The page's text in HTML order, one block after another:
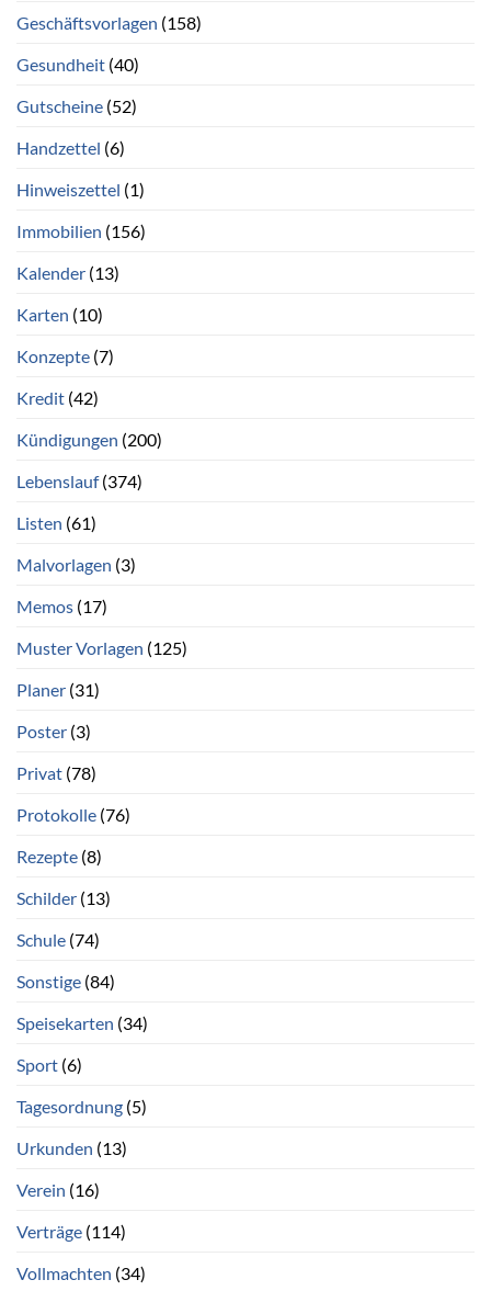
Geschäftsvorlagen (158)
Gesundheit (40)
Gutscheine (52)
Handzettel (6)
Hinweiszettel (1)
Immobilien (156)
Kalender (13)
Karten (10)
Konzepte (7)
Kredit (42)
Kündigungen (200)
Lebenslauf(374)
Listen (61)
Malvorlagen (3)
Memos (17)
Muster Vorlagen (125)
Planer (31)
Poster (3)
Privat (78)
Protokolle (76)
Rezepte (8)
Schilder (13)
Schule (74)
Sonstige (84)
Speisekarten (34)
Sport (6)
Tagesordnung (5)
Urkunden (13)
Verein (16)
Verträge (114)
Vollmachten (34)